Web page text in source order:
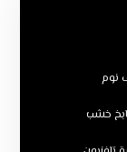
نوم
خشب